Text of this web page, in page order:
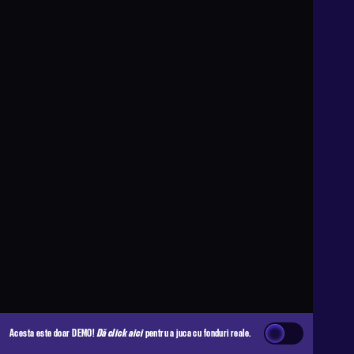
Acesta este doar DEMO!Dă click aicipentru a juca cu fonduri reale.